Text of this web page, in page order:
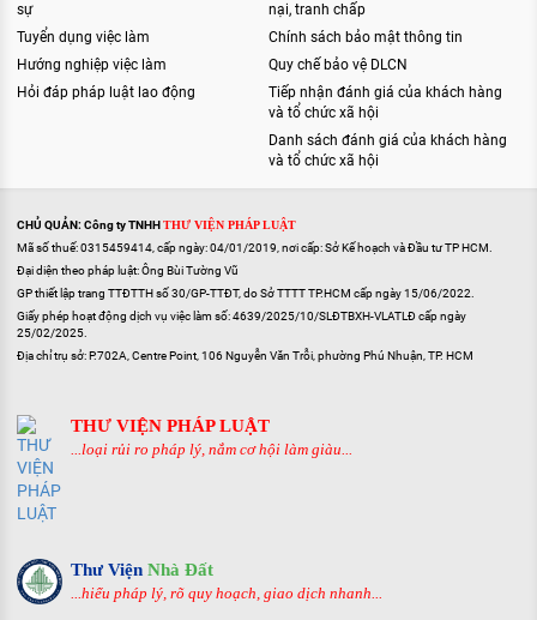
sự
Tuyển dụng việc làm
Hướng nghiệp việc làm
Hỏi đáp pháp luật lao động
nại, tranh chấp
Chính sách bảo mật thông tin
Quy chế bảo vệ DLCN
Tiếp nhận đánh giá của khách hàng
và tổ chức xã hội
Danh sách đánh giá của khách hàng
và tổ chức xã hội
CHỦ QUẢN: Công ty TNHHTHƯ VIỆN PHÁP LUẬT
Mã số thuế: 0315459414, cấp ngày: 04/01/2019, nơi cấp: Sở Kế hoạch và Đầu tư TP HCM.
Đại diện theo pháp luật: Ông Bùi Tường Vũ
GP thiết lập trang TTĐTTH số 30/GP-TTĐT, do Sở TTTT TP.HCM cấp ngày 15/06/2022.
Giấy phép hoạt động dịch vụ việc làm số: 4639/2025/10/SLĐTBXH-VLATLĐ cấp ngày
25/02/2025.
Địa chỉ trụ sở: P.702A, Centre Point, 106 Nguyễn Văn Trỗi, phường Phú Nhuận, TP. HCM
THƯ VIỆN PHÁP LUẬT
...loại rủi ro pháp lý, nắm cơ hội làm giàu...
Thư Viện Nhà Đất
...hiểu pháp lý, rõ quy hoạch, giao dịch nhanh...